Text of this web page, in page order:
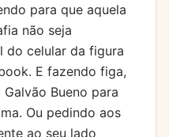
para que aquela
não seja
do celular da figura
E fazendo figa,
Bueno para
Ou pedindo aos
ao seu lado